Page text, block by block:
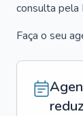
consulta pela
Faça o seu